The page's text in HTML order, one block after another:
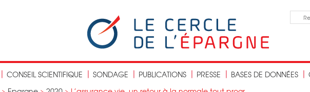
CONSEIL SCIENTIFIQUE SONDAGE PUBLICATIONS PRESSE BASES DE DONNÉES